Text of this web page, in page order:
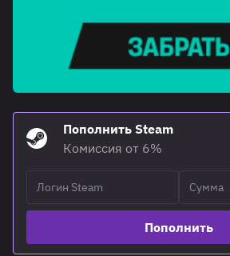
Пополнить Steam
Комиссия от 6%
Пополнить